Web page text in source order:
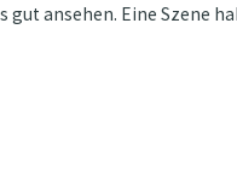
ansehen. Eine Szene